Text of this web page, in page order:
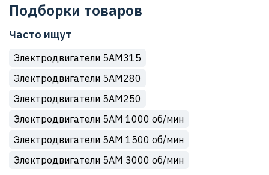
Подборки товаров
Часто ищут
Электродвигатели 5АМ315
Электродвигатели 5АМ280
Электродвигатели 5АМ250
Электродвигатели 5АМ 1000 об/мин
Электродвигатели 5АМ 1500 об/мин
Электродвигатели 5АМ 3000 об/мин